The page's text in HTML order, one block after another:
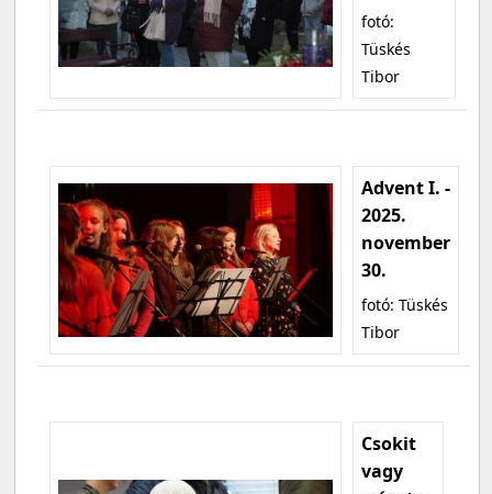
fotó:
Tüskés
Tibor
Advent I. -
2025.
november
30.
fotó: Tüskés
Tibor
Csokit
vagy